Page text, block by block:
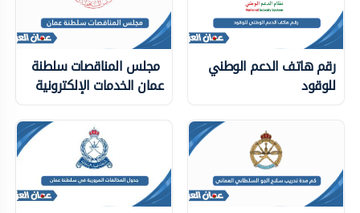
رقم هاتف الدعم الوطني
للوقود
مجلس المناقصات سلطنة
عمان الخدمات الإلكترونية